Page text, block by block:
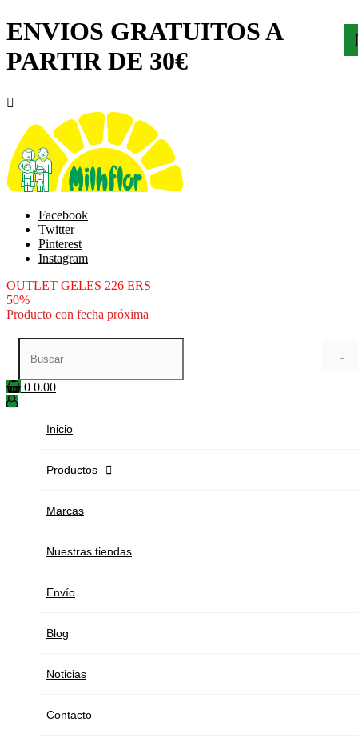
ENVIOS GRATUITOS A
PARTIR DE 30€

Facebook
Twitter
Pinterest
Instagram
OUTLET GELES 226 ERS
50%
Producto con fecha próxima

0 0.00
Inicio
Productos 
Marcas
Nuestras tiendas
Envío
Blog
Noticias
Contacto